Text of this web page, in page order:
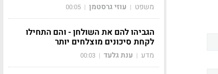
משפט | עוזי גרסטמן |
00:05
הגביהו להם את השולחן - והם התחילו
לקחת סיכונים מוצלחים יותר
מדע | ענת גלעד |
00:03